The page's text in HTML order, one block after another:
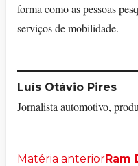
forma como as pessoas
serviços de mobilidade.
Luís Otávio Pires
Jornalista automotivo,
Matéria anteriorRam